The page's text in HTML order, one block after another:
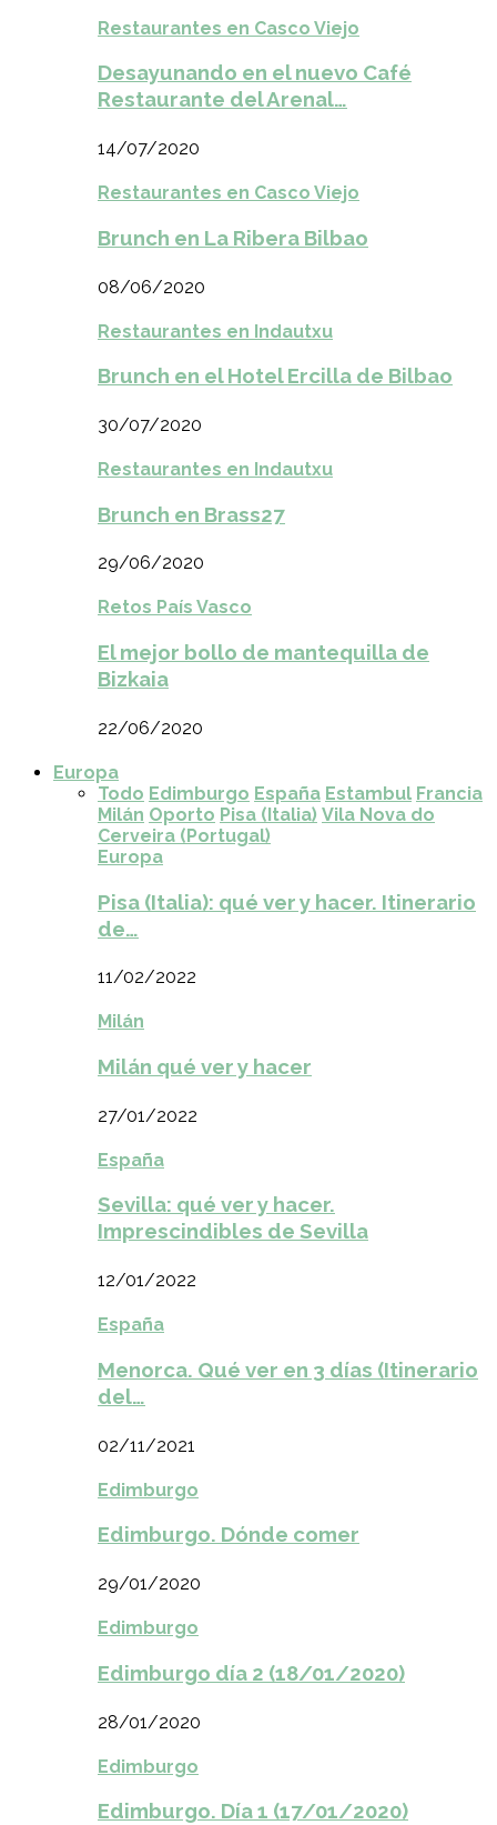
Restaurantes en Casco Viejo
Desayunando en el nuevo Café
Restaurante del Arenal…
14/07/2020
Restaurantes en Casco Viejo
Brunch en La Ribera Bilbao
08/06/2020
Restaurantes en Indautxu
Brunch en el Hotel Ercilla de Bilbao
30/07/2020
Restaurantes en Indautxu
Brunch en Brass27
29/06/2020
Retos País Vasco
El mejor bollo de mantequilla de
Bizkaia
22/06/2020
Europa
Todo Edimburgo España Estambul Francia
Milán Oporto Pisa (Italia) Vila Nova do
Cerveira (Portugal)
Europa
Pisa (Italia): qué ver y hacer. Itinerario
de…
11/02/2022
Milán
Milán qué ver y hacer
27/01/2022
España
Sevilla: qué ver y hacer.
Imprescindibles de Sevilla
12/01/2022
España
Menorca. Qué ver en 3 días (Itinerario
del…
02/11/2021
Edimburgo
Edimburgo. Dónde comer
29/01/2020
Edimburgo
Edimburgo día 2 (18/01/2020)
28/01/2020
Edimburgo
Edimburgo. Día 1 (17/01/2020)